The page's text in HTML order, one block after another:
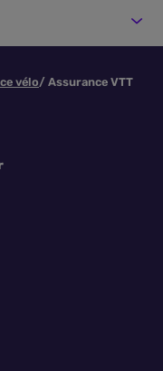
vélo Assurance VTT